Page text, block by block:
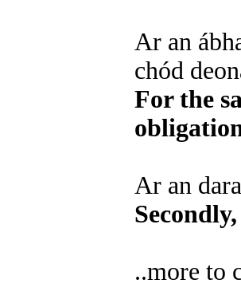
Ar an
chód
For the
Ar an
..more to